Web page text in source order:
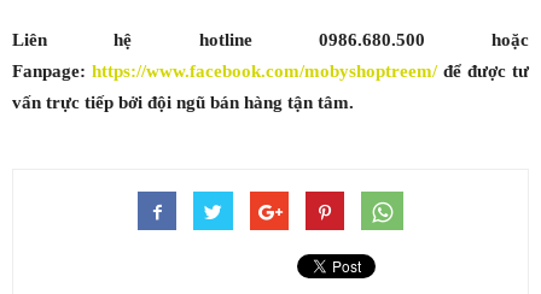
Liên hệ hotline 0986.680.500 hoặc
Fanpage: https://www.facebook.com/mobyshoptreem/để được tư
vấn trực tiếp bởi đội ngũ bán hàng tận tâm.